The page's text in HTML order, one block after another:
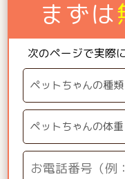
まずは
次のページで実際